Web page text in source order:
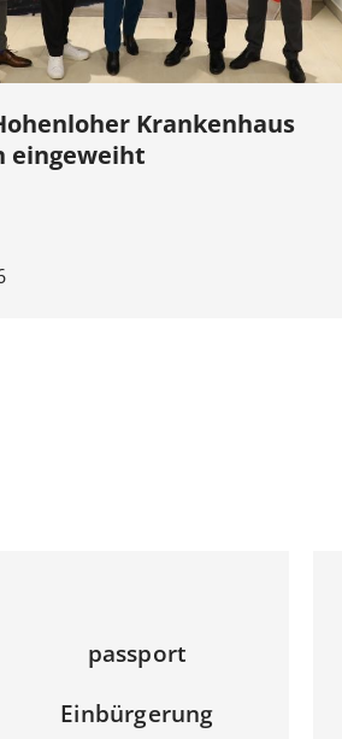
Krankenhaus
eingeweiht
passport
Einbürgerung